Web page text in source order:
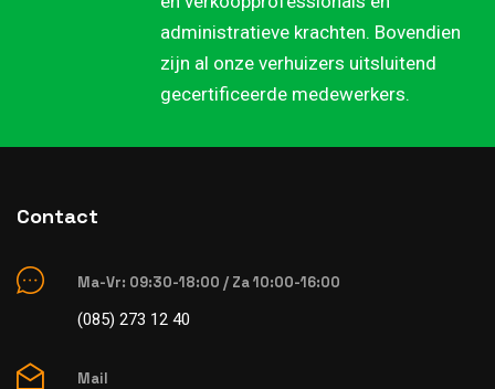
administratieve krachten. Bovendien
zijn al onze verhuizers uitsluitend
gecertificeerde medewerkers.
Contact
Ma-Vr: 09:30-18:00 / Za 10:00-16:00
(085) 273 12 40
Mail